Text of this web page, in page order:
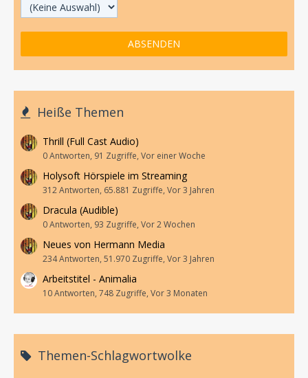
Heiße Themen
Thrill (Full Cast Audio)
0 Antworten, 91 Zugriffe, Vor einer Woche
Holysoft Hörspiele im Streaming
312 Antworten, 65.881 Zugriffe, Vor 3 Jahren
Dracula (Audible)
0 Antworten, 93 Zugriffe, Vor 2 Wochen
Neues von Hermann Media
234 Antworten, 51.970 Zugriffe, Vor 3 Jahren
Arbeitstitel - Animalia
10 Antworten, 748 Zugriffe, Vor 3 Monaten
Themen-Schlagwortwolke